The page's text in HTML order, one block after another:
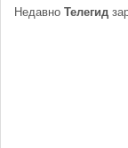
Недавно Телегид